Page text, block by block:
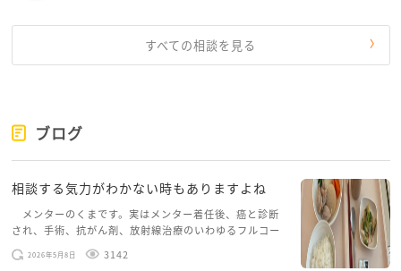
すべての相談を見る
ブログ
相談する気力がわかない時もありますよね
メンターのくまです。実はメンター着任後、癌と診断
され、手術、抗がん剤、放射線治療のいわゆるフルコー
スを体験していて、しばらくメンターカフェに来られて
いませんでした。体力だけでなく、気力も落ちパソコン
2026年5月8日 3142